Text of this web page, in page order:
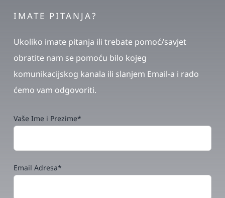
Vaše Ime i Prezime*
Email Adresa*
IMATE PITANJA?
Ukoliko imate pitanja ili trebate pomoć/savjet
obratite nam se pomoću bilo kojeg
komunikacijskog kanala ili slanjem Email-a i rado
ćemo vam odgovoriti.